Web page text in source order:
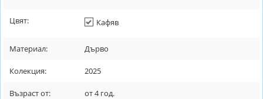
Цвят: Кафяв
Материал: Дърво
Колекция: 2025
Възраст от: от4год.